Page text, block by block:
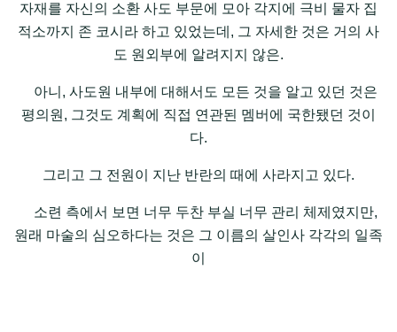
자재를 자신의 소환 사도 부문에 모아 각지에 극비 물자 집
적소까지 존 코시라 하고 있었는데, 그 자세한 것은 거의 사
도 원외부에 알려지지 않은.
아니, 사도원 내부에 대해서도 모든 것을 알고 있던 것은
평의원, 그것도 계획에 직접 연관된 멤버에 국한됐던 것이
다.
그리고 그 전원이 지난 반란의 때에 사라지고 있다.
소련 측에서 보면 너무 두찬 부실 너무 관리 체제였지만,
원래 마술의 심오하다는 것은 그 이름의 살인사 각각의 일족
이